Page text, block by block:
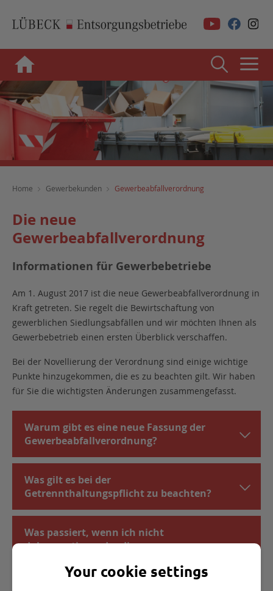
Home Gewerbekunden Gewerbeabfallverordnung
Die neue
Gewerbeabfallverordnung
Informationen für Gewerbebetriebe
Am 1. August 2017 ist die neue Gewerbeabfallverordnung in
Kraft getreten. Sie regelt die Bewirtschaftung von
gewerblichen Siedlungsabfällen und wir möchten Ihnen als
Gewerbebetrieb einen ersten Überblick verschaffen.
Bei der Novellierung der Verordnung sind einige wichtige
Punkte hinzugekommen, die es zu beachten gilt. Wir haben
für Sie die wichtigsten Änderungen zusammengefasst.
Warum gibt es eine neue Fassung der
Gewerbeabfallverordnung?
Was gilt es bei der
Getrennthaltungspflicht zu beachten?
Was passiert, wenn ich nicht
dokumentiere oder die
Your cookie settings